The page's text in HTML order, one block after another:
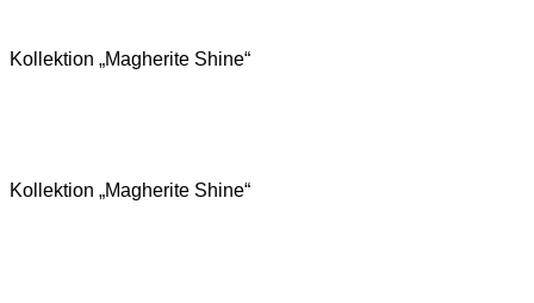
Kollektion „Magherite Shine“
Kollektion „Magherite Shine“